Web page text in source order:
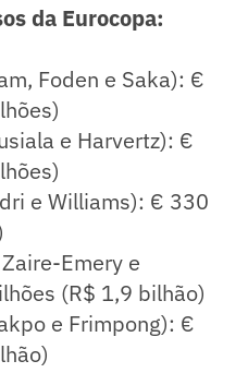
da Eurocopa:
Foden e Saka): €
e Harvertz): €
e Williams): € 330
Emery e
(R$ 1,9 bilhão)
e Frimpong): €